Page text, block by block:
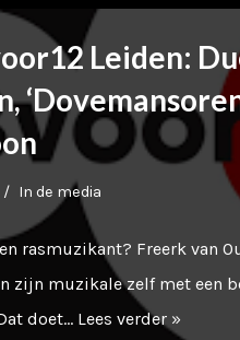
Leiden:
In de media
rasmuzikant? Freerk van
zijn muzikale zelf met een
doet… Lees verder »